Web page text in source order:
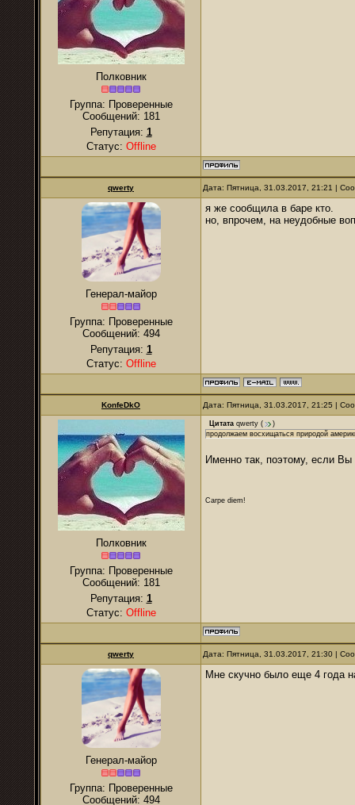
Полковник
Группа: Проверенные
Сообщений: 181
Репутация: 1
Статус: Offline
qwerty Дата: Пятница, 31.03.2017, 21:21 |
Генерал-майор
Группа: Проверенные
Сообщений: 494
Репутация: 1
Статус: Offline
я же сообщила в баре кто.
но, впрочем, на неудобные
KonfeDkO Дата: Пятница, 31.03.2017, 21:25 |
Полковник
Группа: Проверенные
Сообщений: 181
Репутация: 1
Статус: Offline
Цитата qwerty (
)
продолжаем восхищаться природой
Именно так, поэтому, если
Carpe diem!
qwerty Дата: Пятница, 31.03.2017, 21:30 |
Генерал-майор
Группа: Проверенные
Сообщений: 494
Мне скучно было еще 4 года